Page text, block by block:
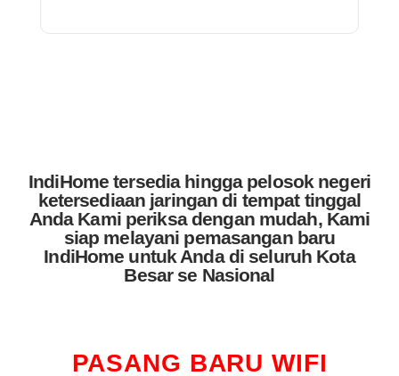
IndiHome tersedia hingga pelosok negeri
ketersediaan jaringan di tempat tinggal
Anda Kami periksa dengan mudah, Kami
siap melayani pemasangan baru
IndiHome untuk Anda di seluruh Kota
Besar se Nasional
PASANG BARU WIFI